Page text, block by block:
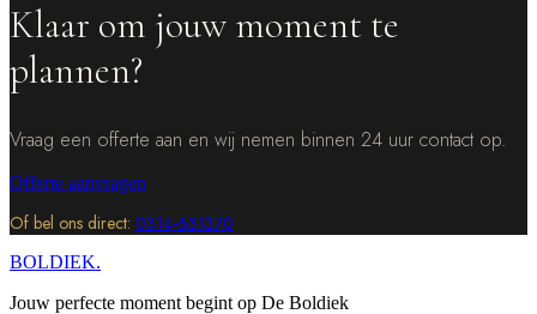
Klaar om jouw moment te
plannen?
Vraag een offerte aan en wij nemen binnen 24 uur contact op.
Offerte aanvragen
Of bel ons direct: 0314-631370
BOLDIEK.
Jouw perfecte moment begint op De Boldiek